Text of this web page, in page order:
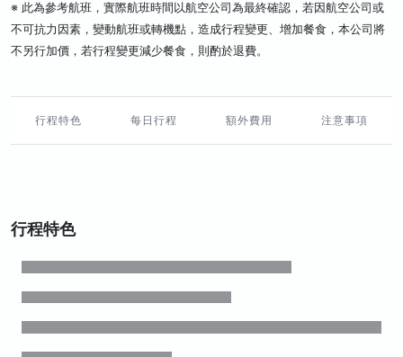
※ 此為參考航班，實際航班時間以航空公司為最終確認，若因航空公司或
不可抗力因素，變動航班或轉機點，造成行程變更、增加餐食，本公司將
不另行加價，若行程變更減少餐食，則酌於退費。
行程特色 每日行程 額外費用 注意事項
行程特色